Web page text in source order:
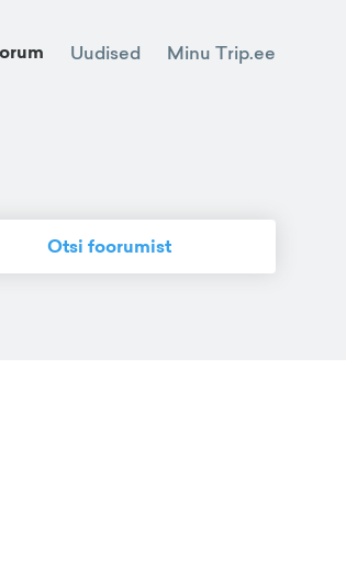
Uudised Minu Trip.ee
Otsi foorumist